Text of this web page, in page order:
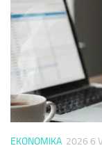
EKONOMIKA 2026 6